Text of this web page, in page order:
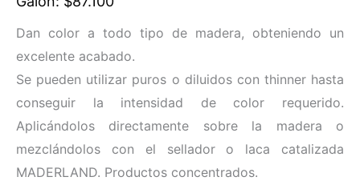
Dan color a todo tipo de madera, obteniendo un
excelente acabado.
Se pueden utilizar puros o diluidos con thinner hasta
conseguir la intensidad de color requerido.
Aplicándolos directamente sobre la madera o
mezclándolos con el sellador o laca catalizada
MADERLAND. Productos concentrados.